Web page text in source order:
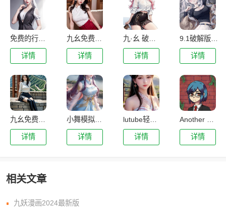
详情 详情 详情 详情
九幺免费版下载
详情
小舞模拟器下载
详情
lutube轻量版下载ios下载官方
详情
Another Girl In The Wall
详情
相关文章
九妖漫画2024最新版